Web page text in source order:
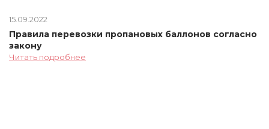
15.09.2022
Правила перевозки пропановых баллонов согласно
закону
Читать подробнее